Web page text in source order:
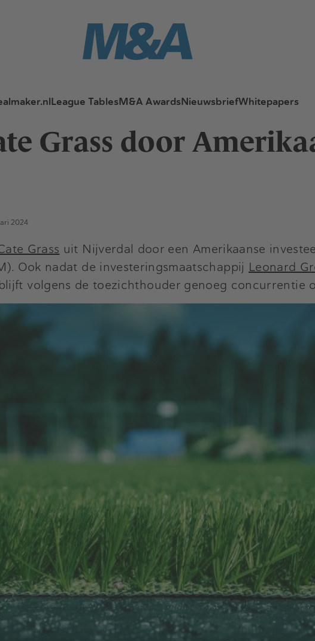
League TablesM&A AwardsNieuwsbriefWhitepapers
Grass door
2024
Grass uit Nijverdal door een Amerikaanse
Ook nadat de investeringsmaatschappij Leonard
volgens de toezichthouder genoeg concurrentie